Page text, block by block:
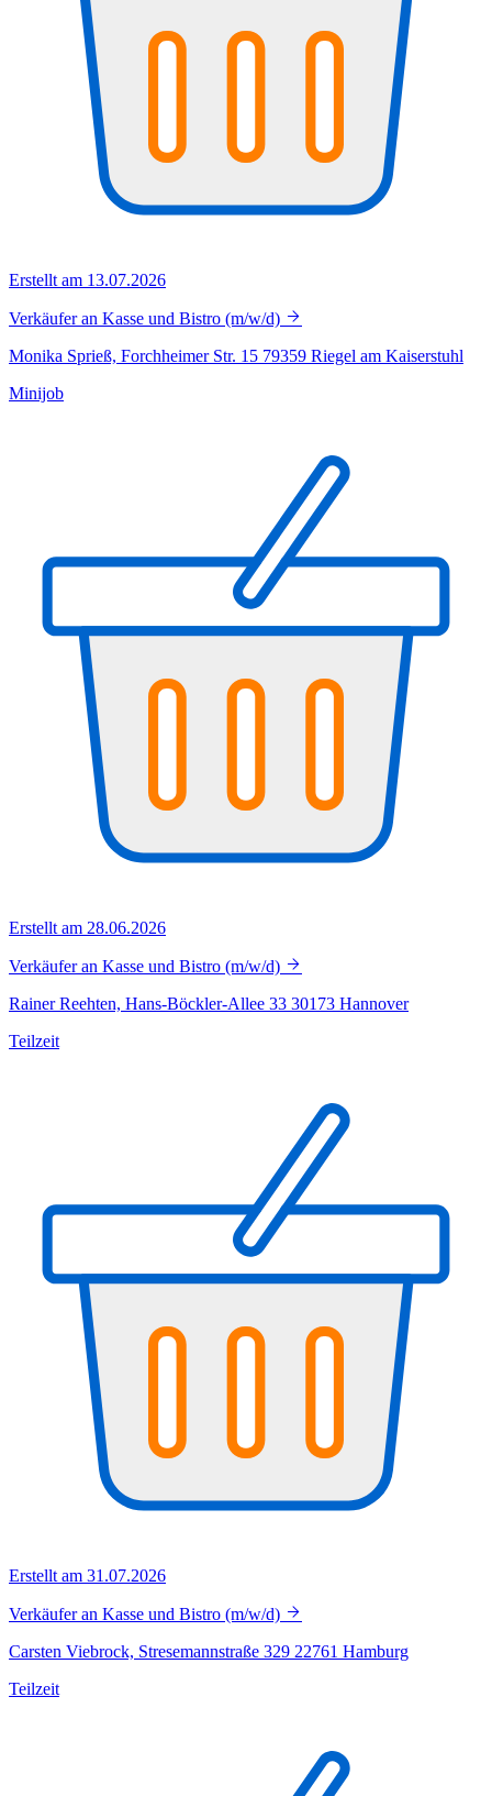
Erstellt am 13.07.2026
Verkäufer an Kasse und Bistro (m/w/d)
Monika Sprieß, Forchheimer Str. 15 79359 Riegel am Kaiserstuhl
Minijob
Erstellt am 28.06.2026
Verkäufer an Kasse und Bistro (m/w/d)
Rainer Reehten, Hans-Böckler-Allee 33 30173 Hannover
Teilzeit
Erstellt am 31.07.2026
Verkäufer an Kasse und Bistro (m/w/d)
Carsten Viebrock, Stresemannstraße 329 22761 Hamburg
Teilzeit